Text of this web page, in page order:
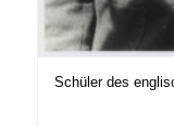
Schüler des